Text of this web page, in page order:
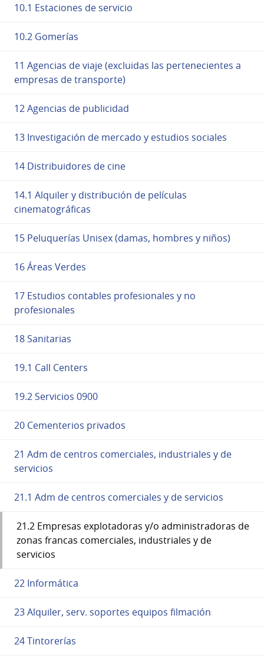
10.1 Estaciones de servicio
10.2 Gomerías
11 Agencias de viaje (excluidas las pertenecientes a
empresas de transporte)
12 Agencias de publicidad
13 Investigación de mercado y estudios sociales
14 Distribuidores de cine
14.1 Alquiler y distribución de películas
cinematográficas
15 Peluquerías Unisex (damas, hombres y niños)
16 Áreas Verdes
17 Estudios contables profesionales y no
profesionales
18 Sanitarias
19.1 Call Centers
19.2 Servicios 0900
20 Cementerios privados
21 Adm de centros comerciales, industriales y de
servicios
21.1 Adm de centros comerciales y de servicios
21.2 Empresas explotadoras y/o administradoras de
zonas francas comerciales, industriales y de
servicios
22 Informática
23 Alquiler, serv. soportes equipos filmación
24 Tintorerías